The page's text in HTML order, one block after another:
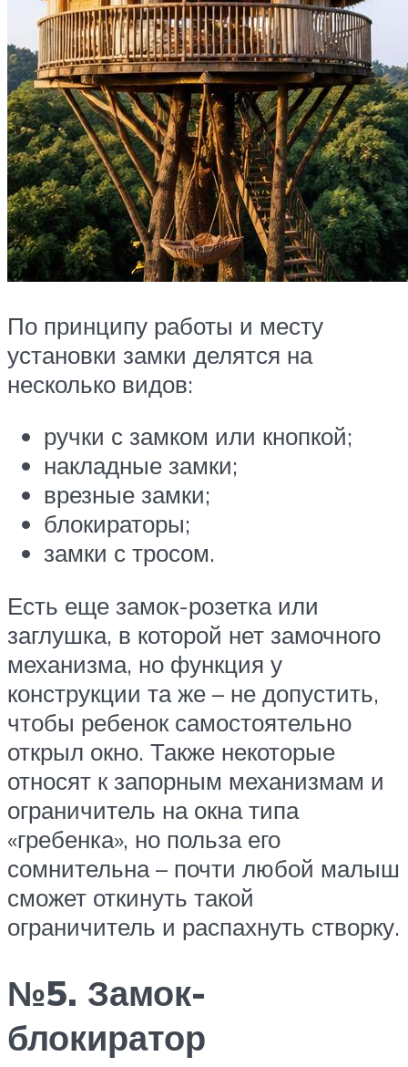
По принципу работы и месту
установки замки делятся на
несколько видов:
ручки с замком или кнопкой;
накладные замки;
врезные замки;
блокираторы;
замки с тросом.
Есть еще замок-розетка или
заглушка, в которой нет замочного
механизма, но функция у
конструкции та же – не допустить,
чтобы ребенок самостоятельно
открыл окно. Также некоторые
относят к запорным механизмам и
ограничитель на окна типа
«гребенка», но польза его
сомнительна – почти любой малыш
сможет откинуть такой
ограничитель и распахнуть створку.
№5. Замок-
блокиратор